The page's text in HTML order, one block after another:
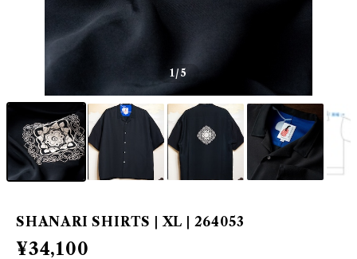
1/5
SHANARI SHIRTS | XL | 264053
¥34,100